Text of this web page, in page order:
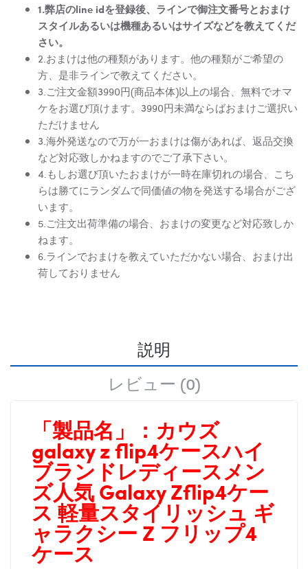
1.弊店のline idを登録後、ラインで御注文番号とおまけ
スタイルあるいは機種あるいはサイズなどを教えてくだ
さい。
2.おまけは他の種類があります。他の種類がご希望の
方、是非ラインで教えてください。
3.ご注文金額3990円(商品本体)以上の場合、無料でオマ
ケをお選び頂けます。3990円未満ならばおまけご選択い
ただけません
3.海外発送なので万が一おまけは傷があれば、返品交換
など対応致しかねますのでご了承下さい。
4.もしお選び頂いたおまけが一時在庫切れの場合、こち
らは勝てにランダムで同価値の物を発送する場合がござ
います。
5.ご注文出荷準備の場合、おまけの変更など対応致しか
ねます。
6.ラインでおまけを教えていただかない場合、おまけ出
荷しておりません
説明
レビュー (0)
「製品名」： カウズ
galaxy z flip4ケースハイ
ブランドレディースメン
ズ人気 Galaxy Zflip4ケー
ス 軽量スタイリッシュ ギ
ャラクシー Z フリップ4
ケース